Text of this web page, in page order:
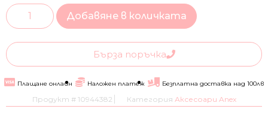
Добавяне в количката
Бърза поръчка
Плащане онлайн Наложен платеж Безплатна доставка над 100лв
Продукт # 10944382 Категория Аксесоари Anex